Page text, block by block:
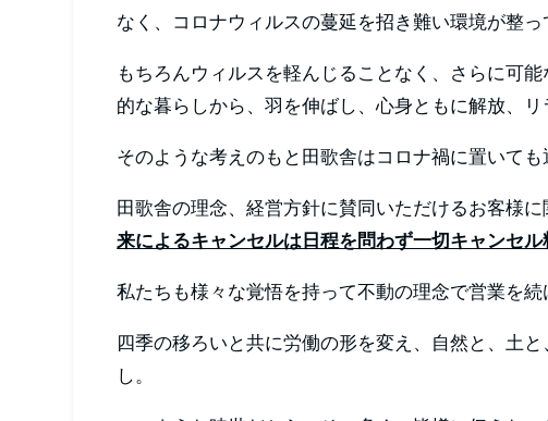
なく、コロナウィルスの蔓延を招き難い環境が整っ
もちろんウィルスを軽んじることなく、さらに可
的な暮らしから、羽を伸ばし、心身ともに解放、
そのような考えのもと田歌舎はコロナ禍に置いて
田歌舎の理念、経営方針に賛同いただけるお客様
来によるキャンセルは日程を問わず一切キャンセル
私たちも様々な覚悟を持って不動の理念で営業を続
四季の移ろいと共に労働の形を変え、自然と、土
し。